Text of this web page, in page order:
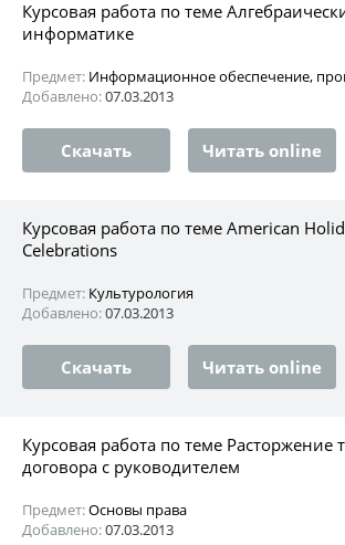
Курсовая работа по теме
информатике
Предмет: Информационное обеспечение,
Добавлено:07.03.2013
Скачать Читать online
Курсовая работа по теме American
Celebrations
Предмет: Культурология
Добавлено:07.03.2013
Скачать Читать online
Курсовая работа по теме Расторжение
договора с руководителем
Предмет:Основы права
Добавлено:07.03.2013